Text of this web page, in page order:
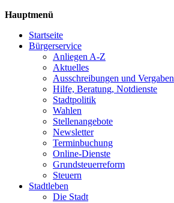
Hauptmenü
Startseite
Bürgerservice
Anliegen A-Z
Aktuelles
Ausschreibungen und Vergaben
Hilfe, Beratung, Notdienste
Stadtpolitik
Wahlen
Stellenangebote
Newsletter
Terminbuchung
Online-Dienste
Grundsteuerreform
Steuern
Stadtleben
Die Stadt